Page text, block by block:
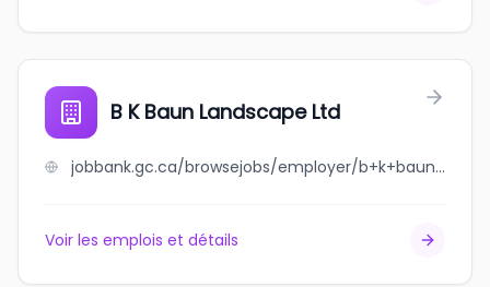
B K Baun Landscape Ltd
jobbank.gc.ca/browsejobs/employer/b+k+baun+landscape+ltd/ca
Voir les emplois et détails